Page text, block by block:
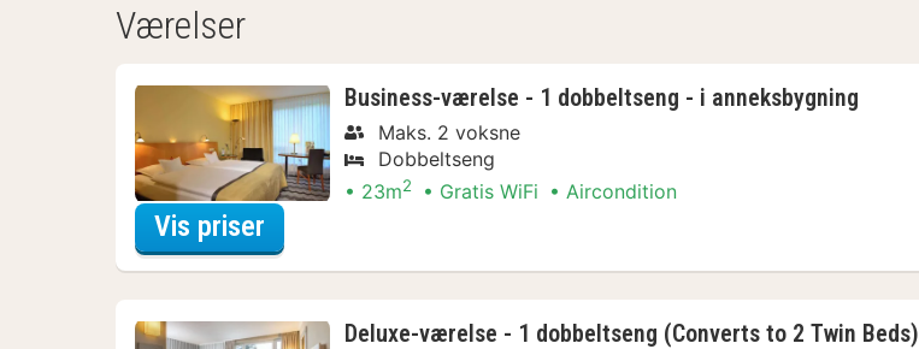
Værelser
Business-værelse - 1 dobbeltseng - i anneksbygning
Maks. 2 voksne
Dobbeltseng
23m2 Gratis WiFi Aircondition
Vis priser
Deluxe-værelse - 1 dobbeltseng (Converts to 2 Twin Beds)